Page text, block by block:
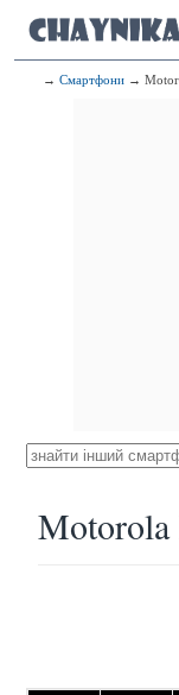
→ Смартфони →